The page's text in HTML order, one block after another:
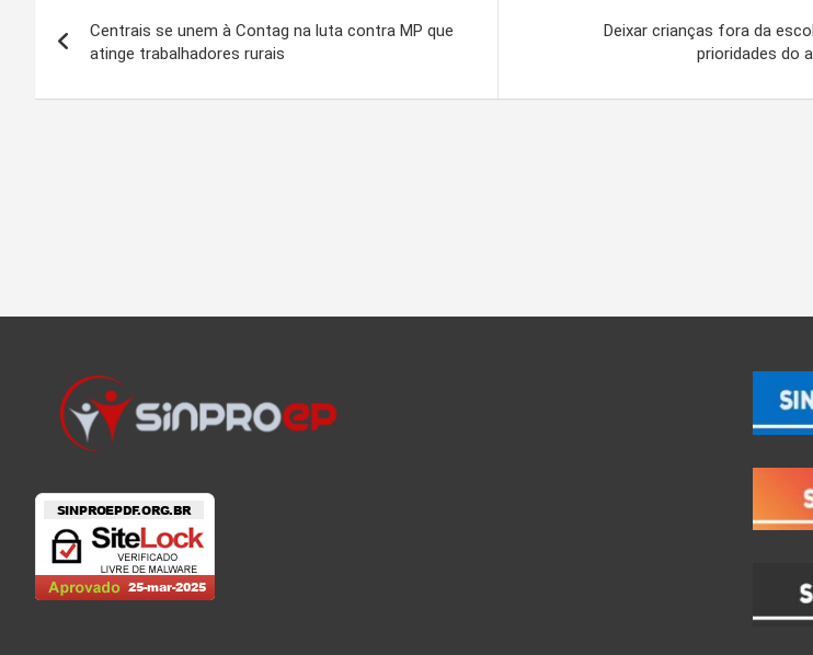
de
Post
Centrais se unem à Contag na luta contra MP que
atinge trabalhadores rurais
Deixar crianças fora da
prioridades do